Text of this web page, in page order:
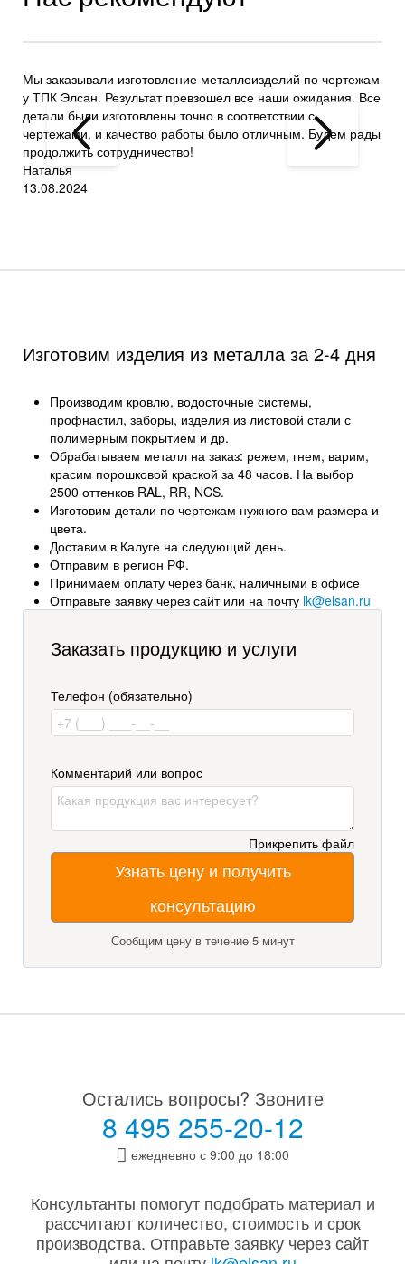
Мы заказывали изготовление металлоизделий по чертежам
у ТПК Элсан. Результат превзошел все наши ожидания. Все
детали были изготовлены точно в соответствии с
чертежами, и качество работы было отличным. Будем рады
продолжить сотрудничество!
Наталья
13.08.2024
Изготовим изделия из металла за 2-4 дня
Производим кровлю, водосточные системы,
профнастил, заборы, изделия из листовой стали с
полимерным покрытием и др.
Обрабатываем металл на заказ: режем, гнем, варим,
красим порошковой краской за 48 часов. На выбор
2500 оттенков RAL, RR, NCS.
Изготовим детали по чертежам нужного вам размера и
цвета.
Доставим в Калуге на следующий день.
Отправим в регион РФ.
Принимаем оплату через банк, наличными в офисе
Отправьте заявку через сайт или на почту lk@elsan.ru
Заказать продукцию и услуги
Телефон (обязательно)
Комментарий или вопрос
Прикрепить файл
Узнать цену и получить
консультацию
Сообщим цену в течение 5 минут
Остались вопросы? Звоните
8 495 255-20-12
ежедневно с 9:00 до 18:00
Консультанты помогут подобрать материал и
рассчитают количество, стоимость и срок
производства. Отправьте заявку через сайт